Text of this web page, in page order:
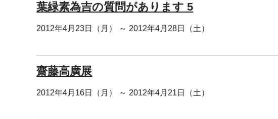
葉緑素為吉の質問があります 5
2012年4月23日（月） ～ 2012年4月28日（土）
齋藤高廣展
2012年4月16日（月） ～ 2012年4月21日（土）